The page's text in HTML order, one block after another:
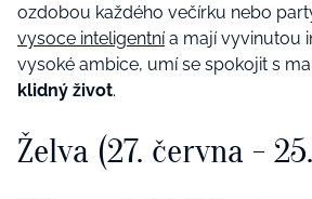
ozdobou každého večírku nebo
vysoce inteligentnía mají vyvinutou
vysoké ambice, umí se spokojit s
klidný život.
Želva (27. června -